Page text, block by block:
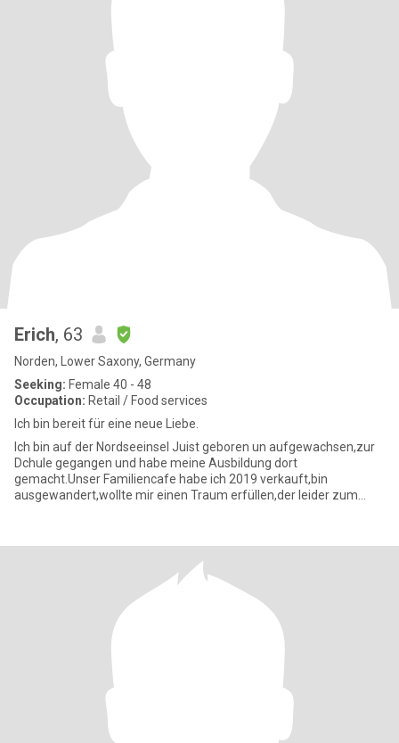
Erich, 63
Norden, Lower Saxony, Germany
Seeking: Female 40 - 48
Occupation: Retail / Food services
Ich bin bereit für eine neue Liebe.
Ich bin auf der Nordseeinsel Juist geboren un aufgewachsen,zur
Dchule gegangen und habe meine Ausbildung dort
gemacht.Unser Familiencafe habe ich 2019 verkauft,bin
ausgewandert,wollte mir einen Traum erfüllen,der leider zum